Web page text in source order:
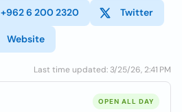
+962 6 200 2320 Twitter
Website
Last time updated: 3/25/26, 2:41 PM
OPEN ALL DAY